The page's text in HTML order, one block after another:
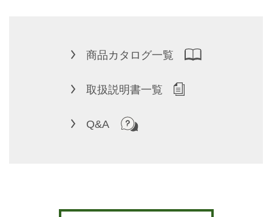
商品カタログ一覧
取扱説明書一覧
Q&A